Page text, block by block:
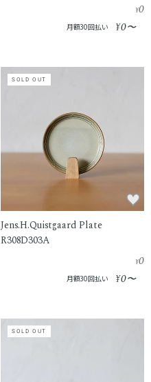
¥0
月額30回払い ¥0〜
SOLD OUT
Jens.H.Quistgaard Plate
R308D303A
¥0
月額30回払い ¥0〜
SOLD OUT